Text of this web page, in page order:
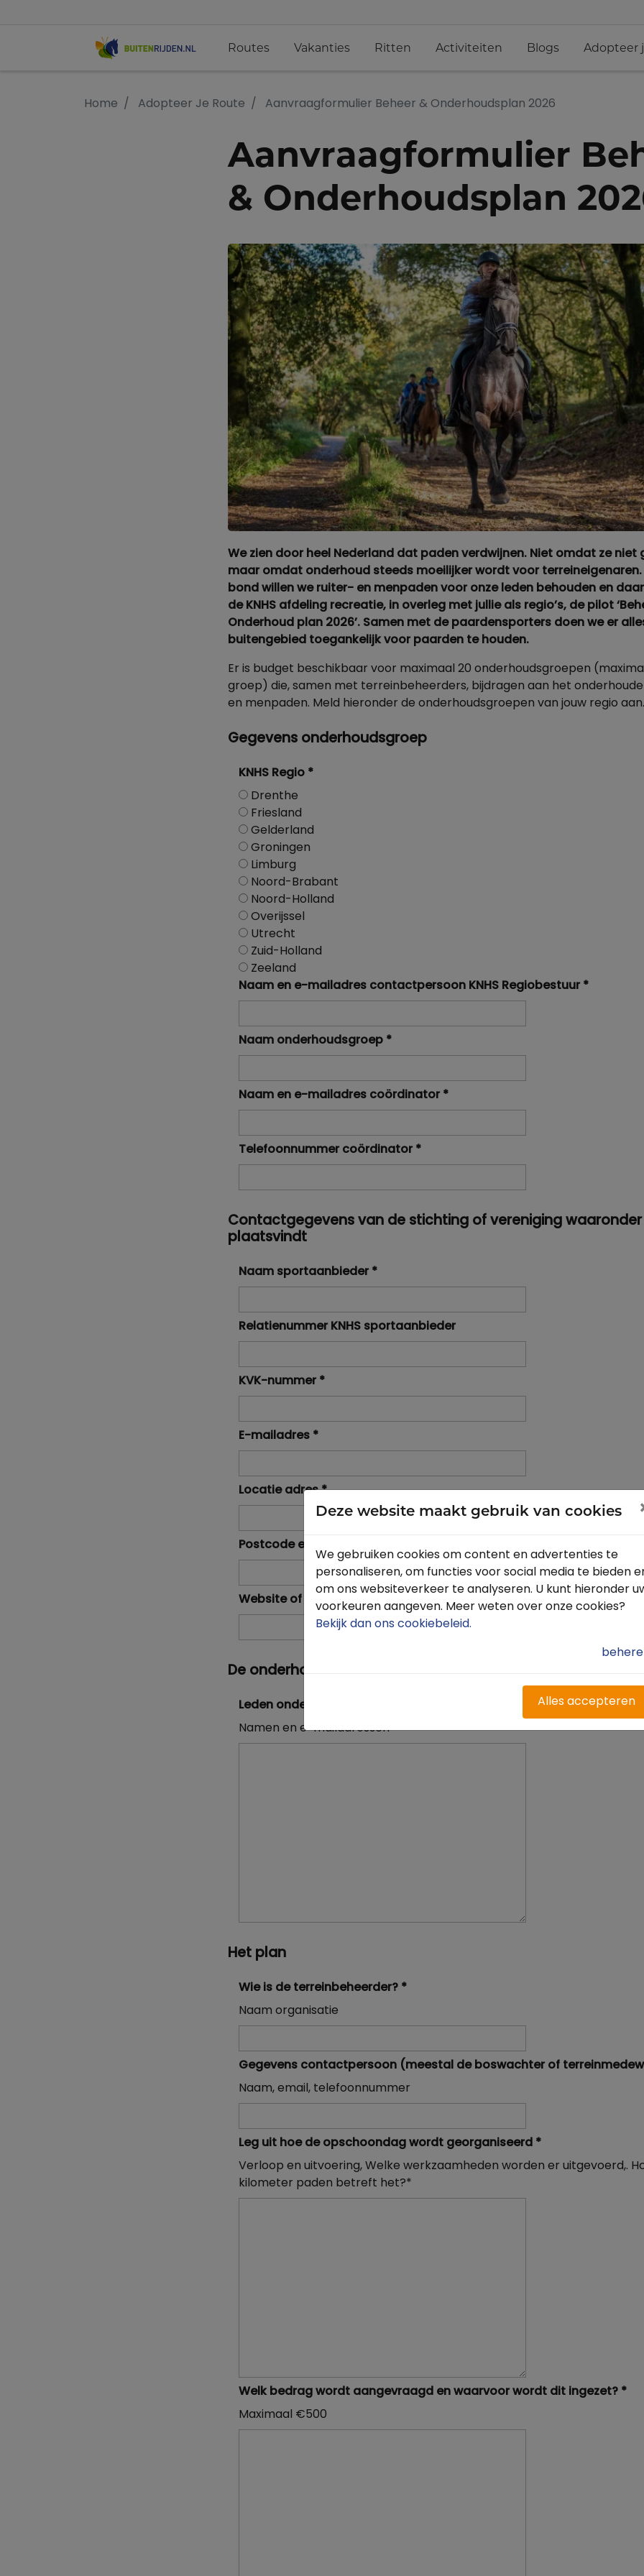
Routes Vakanties Ritten Activiteiten Blogs Adopteer
Home Adopteer Je Route Aanvraagformulier Beheer & Onderhoudsplan 2026
Aanvraagformulier
& Onderhoudsplan
We zien door heel Nederland dat paden verdwijnen. Niet omdat ze niet
maar omdat onderhoud steeds moeilijker wordt voor terreineigenaren.
bond willen we ruiter- en menpaden voor onze leden behouden en
de KNHS afdeling recreatie, in overleg met jullie als regio’s, de pilot
Onderhoud plan 2026’. Samen met de paardensporters doen we er
buitengebied toegankelijk voor paarden te houden.
Er is budget beschikbaar voor maximaal 20 onderhoudsgroepen
groep) die, samen met terreinbeheerders, bijdragen aan het
en menpaden. Meld hieronder de onderhoudsgroepen van jouw regio
Gegevens onderhoudsgroep
KNHS Regio *
Drenthe
Friesland
Gelderland
Groningen
Limburg
Noord-Brabant
Noord-Holland
Overijssel
Utrecht
Zuid-Holland
Zeeland
Naam en e-mailadres contactpersoon KNHS Regiobestuur *
Naam onderhoudsgroep *
Naam en e-mailadres coördinator *
Telefoonnummer coördinator *
Contactgegevens van de stichting of vereniging
plaatsvindt
Naam sportaanbieder *
Relatienummer KNHS sportaanbieder
KVK-nummer *
E-mailadres *
Locatie adres*
Postcode en plaats
Website of Facebookpagina
De onderhoudsgroep
Leden onderhoudsgroep (minimaal 10)
Namen en e-mailadressen
Het plan
Wie is de terreinbeheerder? *
Naam organisatie
Gegevens contactpersoon (meestal de boswachter of
Naam, email, telefoonnummer
Leg uit hoe de opschoondag wordt georganiseerd *
Verloop en uitvoering, Welke werkzaamheden worden er uitgevoerd,.
kilometer paden betreft het?*
Welk bedrag wordt aangevraagd en waarvoor wordt dit ingezet? *
Maximaal €500
Deze website maakt gebruik van cookies
We gebruiken cookies om content en advertenties te
personaliseren, om functies voor social media te bieden
om ons websiteverkeer te analyseren. U kunt hieronder
voorkeuren aangeven. Meer weten over onze cookies?
Bekijk dan ons cookiebeleid.
Alles accepteren